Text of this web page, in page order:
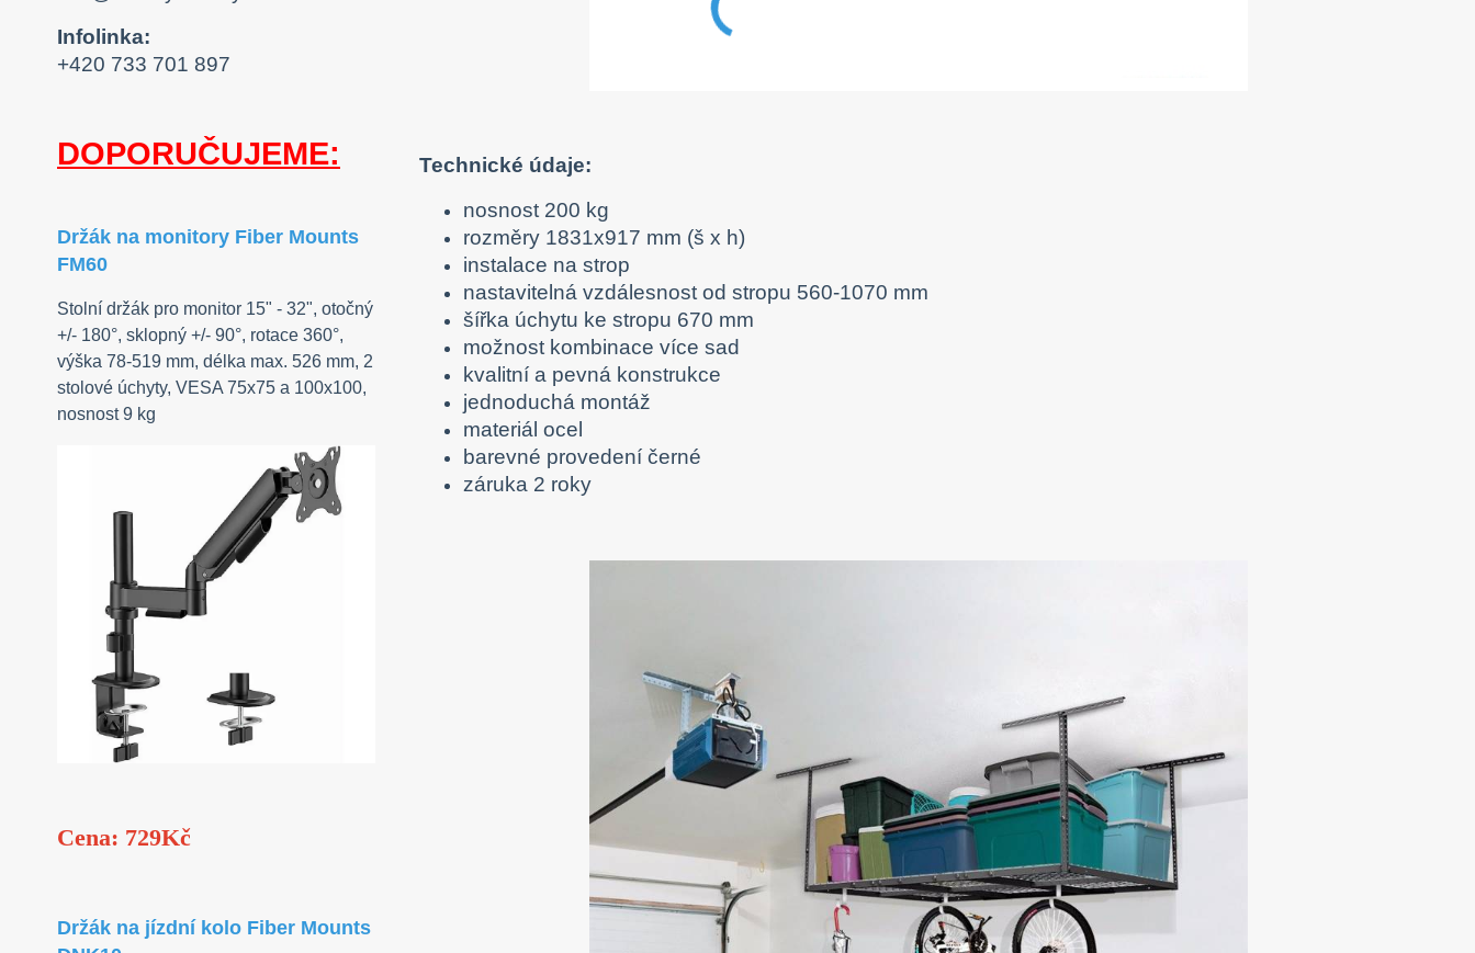
Infolinka:
+420 733 701 897
DOPORUČUJEME:
Držák na monitory Fiber Mounts
FM60
Stolní držák pro monitor 15" - 32", otočný
+/- 180°, sklopný +/- 90°, rotace 360°,
výška 78-519 mm, délka max. 526 mm, 2
stolové úchyty, VESA 75x75 a 100x100,
nosnost 9 kg
Cena: 729Kč
Držák na jízdní kolo Fiber Mounts
Technické údaje:
nosnost 200 kg
rozměry 1831x917 mm (š x h)
instalace na strop
nastavitelná vzdálesnost od stropu 560-1070 mm
šířka úchytu ke stropu 670 mm
možnost kombinace více sad
kvalitní a pevná konstrukce
jednoduchá montáž
materiál ocel
barevné provedení černé
záruka 2 roky